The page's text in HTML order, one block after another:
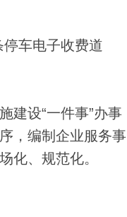
车电子收费道
设“一件事”办事
，编制企业服务事
化、规范化。